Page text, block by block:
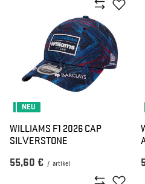
NEU
WILLIAMS F1 2026 CAP
SILVERSTONE
55,60 € / artikel